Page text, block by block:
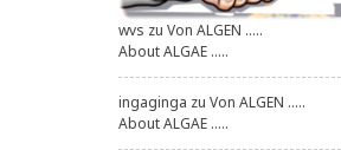
wvs zu Von ALGEN .....
About ALGAE .....
ingaginga zu Von ALGEN .....
About ALGAE .....